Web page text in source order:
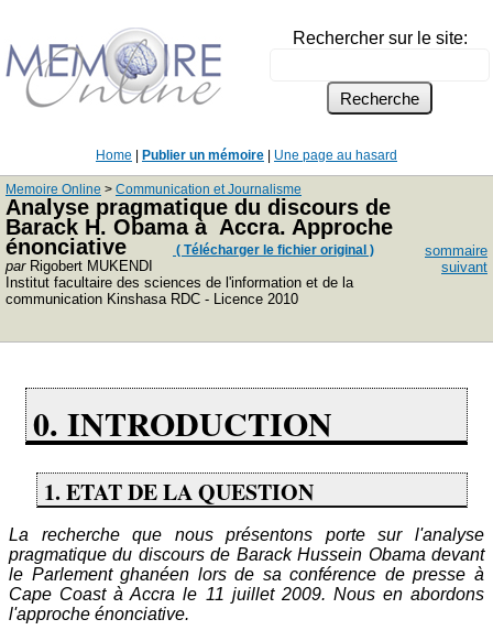
Rechercher sur le site:
Home Publier un mémoire Une page au hasard
Memoire Online > Communication et Journalisme
Analyse pragmatique du discours de
Barack H. Obama à Accra. Approche
énonciative
( Télécharger le fichier original )
parRigobert MUKENDI
Institut facultaire des sciences de l'information et de la
communication Kinshasa RDC - Licence 2010
sommaire
suivant
0. INTRODUCTION
1. ETAT DE LA QUESTION
La recherche que nous présentons porte sur l'analyse
pragmatique du discours de Barack Hussein Obama devant
le Parlement ghanéen lors de sa conférence de presse à
Cape Coast à Accra le 11 juillet 2009. Nous en abordons
l'approche énonciative.